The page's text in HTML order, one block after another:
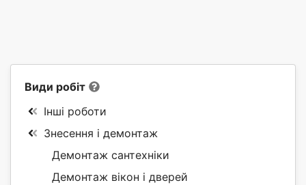
Види робіт
Інші роботи
Знесення і демонтаж
Демонтаж сантехніки
Демонтаж вікон і дверей